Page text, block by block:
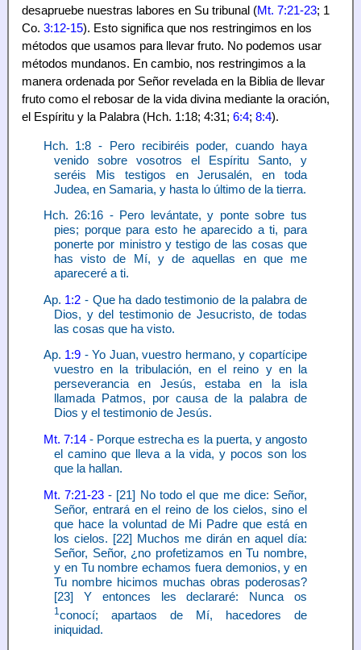
desapruebe nuestras labores en Su tribunal (Mt. 7:21-23; 1
Co. 3:12-15). Esto significa que nos restringimos en los
métodos que usamos para llevar fruto. No podemos usar
métodos mundanos. En cambio, nos restringimos a la
manera ordenada por Señor revelada en la Biblia de llevar
fruto como el rebosar de la vida divina mediante la oración,
el Espíritu y la Palabra (Hch. 1:18; 4:31; 6:4; 8:4).
Hch. 1:8 - Pero recibiréis poder, cuando haya
venido sobre vosotros el Espíritu Santo, y
seréis Mis testigos en Jerusalén, en toda
Judea, en Samaria, y hasta lo último de la tierra.
Hch. 26:16 - Pero levántate, y ponte sobre tus
pies; porque para esto he aparecido a ti, para
ponerte por ministro y testigo de las cosas que
has visto de Mí, y de aquellas en que me
apareceré a ti.
Ap. 1:2 - Que ha dado testimonio de la palabra de
Dios, y del testimonio de Jesucristo, de todas
las cosas que ha visto.
Ap. 1:9 - Yo Juan, vuestro hermano, y copartícipe
vuestro en la tribulación, en el reino y en la
perseverancia en Jesús, estaba en la isla
llamada Patmos, por causa de la palabra de
Dios y el testimonio de Jesús.
Mt. 7:14- Porque estrecha es la puerta, y angosto
el camino que lleva a la vida, y pocos son los
que la hallan.
Mt. 7:21-23- [21] No todo el que me dice: Señor,
Señor, entrará en el reino de los cielos, sino el
que hace la voluntad de Mi Padre que está en
los cielos. [22] Muchos me dirán en aquel día:
Señor, Señor, ¿no profetizamos en Tu nombre,
y en Tu nombre echamos fuera demonios, y en
Tu nombre hicimos muchas obras poderosas?
[23] Y entonces les declararé: Nunca os
1 conocí; apartaos de Mí, hacedores de
iniquidad.